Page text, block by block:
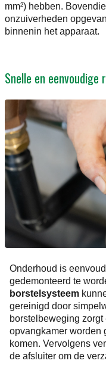
mm²) hebben.
onzuiverheden
binnenin het apparaat.
Snelle en eenvoudige
Onderhoud is
gedemonteerd te
borstelsysteem
gereinigd door
borstelbeweging
opvangkamer worden
komen. Vervolgens
de afsluiter om de